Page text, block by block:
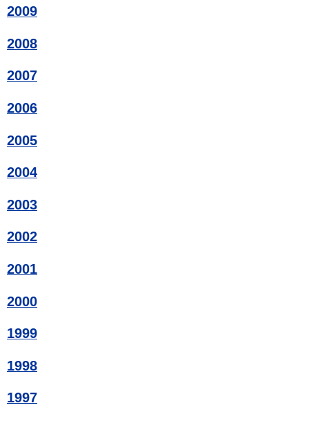
2009
2008
2007
2006
2005
2004
2003
2002
2001
2000
1999
1998
1997